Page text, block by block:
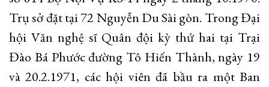
Trụ sở đặt tại 72 Nguyễn Du Sài gòn. Trong Đại
hội Văn nghệ sĩ Quân đội kỳ thứ hai tại Trại
Đào Bá Phước đường Tô Hiến Thành, ngày 19
và 20.2.1971, các hội viên đã bầu ra một Ban